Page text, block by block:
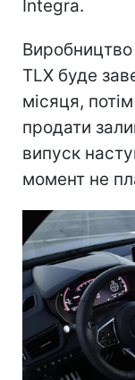
Integra.
TLX буде
місяця,
продати
випуск
момент не